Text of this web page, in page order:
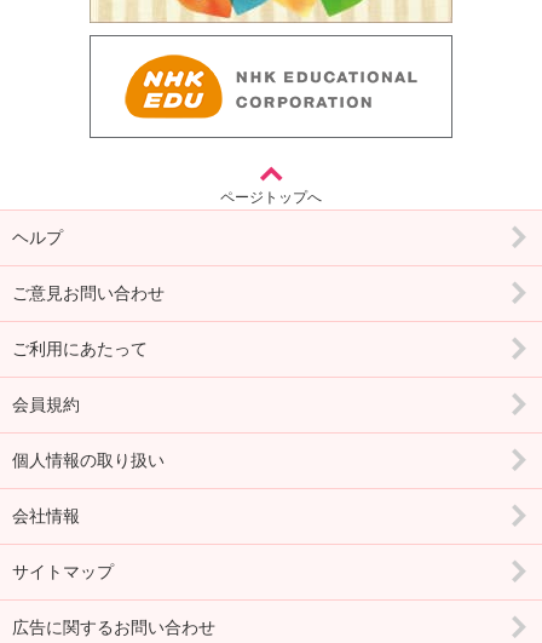
ページトップへ
ヘルプ
ご意見お問い合わせ
ご利用にあたって
会員規約
個人情報の取り扱い
会社情報
サイトマップ
広告に関するお問い合わせ